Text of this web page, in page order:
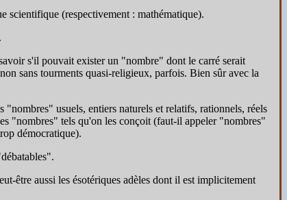
scientifique (respectivement : mathématique).
s'il pouvait exister un "nombre" dont le carré serait
sans tourments quasi-religieux, parfois. Bien sûr avec la
usuels, entiers naturels et relatifs, rationnels, réels
"nombres" tels qu'on les conçoit (faut-il appeler "nombres"
démocratique).
être aussi les ésotériques adèles dont il est implicitement